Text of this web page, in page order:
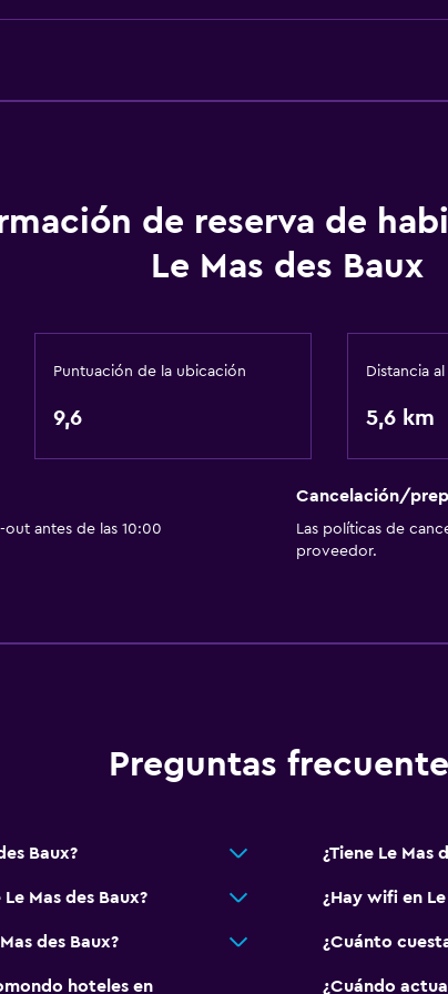
Comedor
Almuerzos para
Piscina y spa
Masajes
Aire libre
Actividades
de reserva de
Le Mas des Baux
Puntuación de la ubicación
9,6
Distancia
5,6 km
antes de las 10:00
Cancelación/
Las políticas de
proveedor.
Preguntas
Baux? ¿Tiene Le Mas
Mas des Baux? ¿Hay wifi en
des Baux? ¿Cuánto
hoteles en ¿Cuándo